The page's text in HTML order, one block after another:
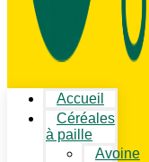
Accueil
Céréales
à paille
Avoine